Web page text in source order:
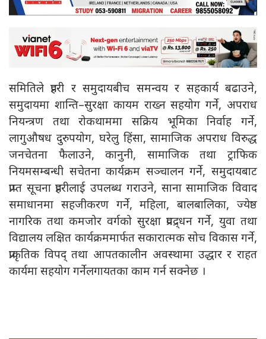
समितिले प्रहरी र समुदायबीच समन्वय र सहकार्य बढाउने,
समुदायमा शान्ति–सुरक्षा कायम राख्न सहयोग गर्ने, अपराध
नियन्त्रण तथा रोकथाममा सक्रिय भूमिका निर्वाह गर्ने,
लागुऔषध दुरुपयोग, घरेलु हिंसा, सामाजिक अपराध विरुद्ध
जनचेतना फैलाउने, कानुनी, सामाजिक तथा ट्राफिक
नियमसम्बन्धी सचेतना कार्यक्रम सञ्चालन गर्ने, समुदायबाट
प्राप्त सूचना प्रहरीलाई उपलब्ध गराउने, साना सामाजिक विवाद
समाधानमा सहजीकरण गर्ने, महिला, बालबालिका, ज्येष्ठ
नागरिक तथा कमजोर वर्गको सुरक्षा प्रवद्र्धन गर्ने, युवा तथा
विद्यालय लक्षित कार्यक्रममार्फत सकारात्मक सोच विकास गर्ने,
प्राकृतिक विपद् तथा आपतकालीन अवस्थामा उद्धार र राहत
कार्यमा सहयोग गर्नेलगायतका काम गर्न सक्नेछ ।